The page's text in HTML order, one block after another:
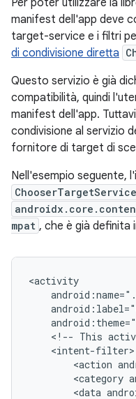
Per poter utilizzare la
manifest dell'app deve
target-service e i filtri
di condivisione diretta
Questo servizio è già
compatibilità, quindi
manifest dell'app.
condivisione al servizio
fornitore di target di
Nell'esempio seguente,
ChooserTargetService
mpat , che è già definita
<!-- This
<action
<category
<data